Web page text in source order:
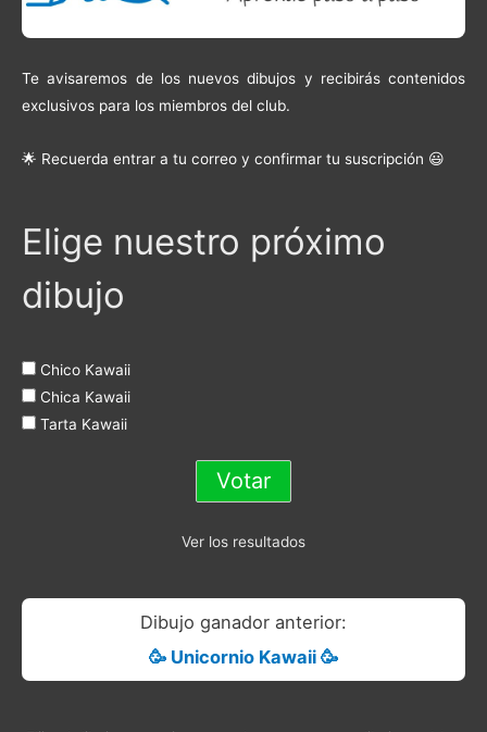
Te avisaremos de los nuevos dibujos y recibirás contenidos
exclusivos para los miembros del club.
🌟 Recuerda entrar a tu correo y confirmar tu suscripción 😃
Elige nuestro próximo
dibujo
Chico Kawaii
Chica Kawaii
Tarta Kawaii
Ver los resultados
Dibujo ganador anterior:
🥳 Unicornio Kawaii 🥳